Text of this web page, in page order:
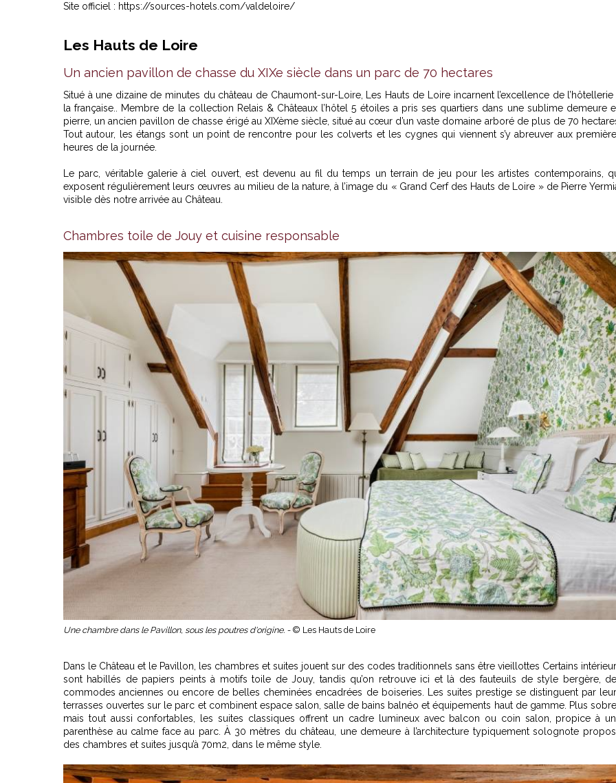
Site officiel : https://sources-hotels.com/valdeloire/
Les Hauts de Loire
Un ancien pavillon de chasse du XIXe siècle dans un parc de 70 hectares
Situé à une dizaine de minutes du château de Chaumont-sur-Loire, Les Hauts de Loireincarnent l’excellence de l’hôtellerie
la française.. Membre de la collection Relais & Châteaux l’hôtel 5 étoiles a pris ses quartiers dans une sublime demeure
pierre, un ancien pavillon de chasse érigé au XIXème siècle, situé au cœur d’un vaste domaine arboré de plus de 70
Tout autour, les étangs sont un point de rencontre pour les colverts et les cygnes qui viennent s’y abreuver aux
heures de la journée.
Le parc, véritable galerie à ciel ouvert, est devenu au fil du temps un terrain de jeu pour les artistes contemporains,
exposent régulièrement leurs œuvres au milieu de la nature, à l’image du « Grand Cerf des Hauts de Loire » de Pierre
visible dès notre arrivée au Château.
Chambres toile de Jouy et cuisine responsable
Une chambre dans le Pavillon, sous les poutres d'origine. - © Les Hauts de Loire
Dans le Château et le Pavillon, les chambres et suites jouent sur des codes traditionnels sans être vieillottes Certains
sont habillés de papiers peints à motifs toile de Jouy, tandis qu’on retrouve ici et là des fauteuils de style bergère,
commodes anciennes ou encore de belles cheminées encadrées de boiseries. Les suites prestige se distinguent par
terrasses ouvertes sur le parc et combinent espace salon, salle de bains balnéo et équipements haut de gamme. Plus
mais tout aussi confortables, les suites classiques offrent un cadre lumineux avec balcon ou coin salon, propice à
parenthèse au calme face au parc. À 30 mètres du château, une demeure à l’architecture typiquement solognote
des chambres et suites jusqu’à 70m2, dans le même style.